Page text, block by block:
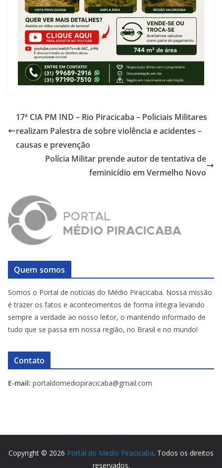
17ª CIA PM IND – Rio Piracicaba – Policiais Militares
realizam Palestra de sobre violência e acidentes –
causas e prevenção
Polícia Militar prende autor de tentativa de
feminicídio em Vermelho Novo
Quem somos
Somos o Portal de notícias do Médio Piracicaba. Nossa missão
é trazer os fatos e acontecimentos de forma íntegra levando
sempre a verdade ao nosso leitor, o mantendo informado de
tudo que se passa em nossa região, no Brasil e no mundo!
Contato
E-mail: portaldomediopiracicaba@gmail.com
Copyright © 2026 Portal do Medio Piracicaba. Todos os direitos
reservados.